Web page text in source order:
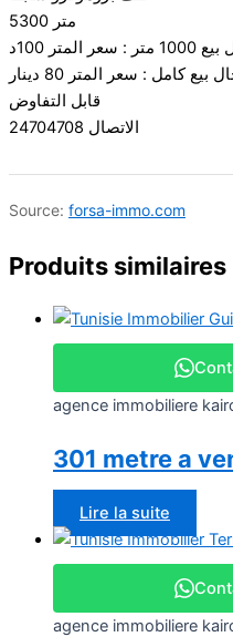
5300 متر
المتر 100د
كامل : سعر المتر 80 دينار
قابل التفاوض
الاتصال 24704708
Source: forsa-immo.com
Produits similaires
agence immobiliere
301 metre a
Lire la suite
agence immobiliere